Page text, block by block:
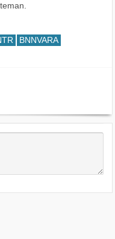
BNNVARA